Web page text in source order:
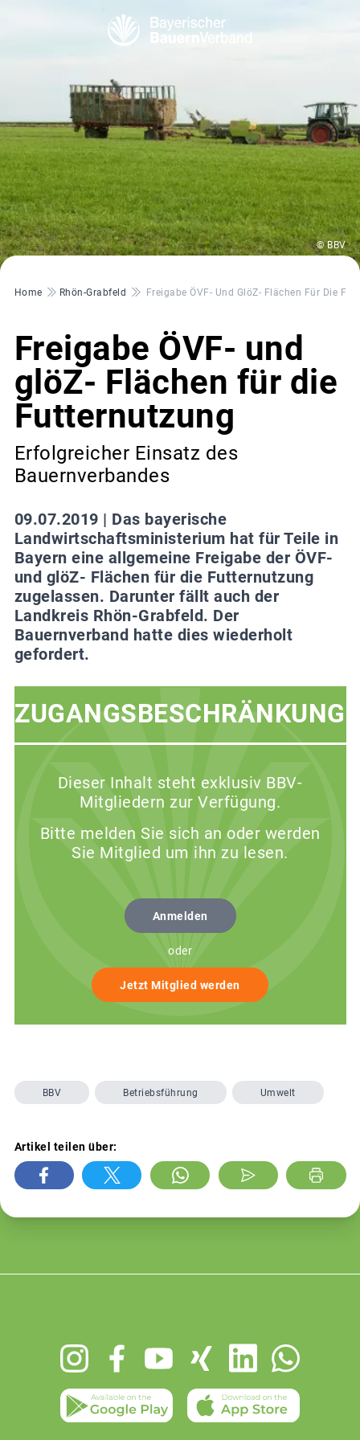
© BBV
Pfadnavigation
Home Rhön-Grabfeld Freigabe ÖVF- Und GlöZ- Flächen Für Die
Freigabe ÖVF- und
glöZ- Flächen für die
Futternutzung
Erfolgreicher Einsatz des
Bauernverbandes
09.07.2019 | Das bayerische
Landwirtschaftsministerium hat für Teile in
Bayern eine allgemeine Freigabe der ÖVF-
und glöZ- Flächen für die Futternutzung
zugelassen. Darunter fällt auch der
Landkreis Rhön-Grabfeld. Der
Bauernverband hatte dies wiederholt
gefordert.
ZUGANGSBESCHRÄNKUNG
Dieser Inhalt steht exklusiv BBV-
Mitgliedern zur Verfügung.
Bitte melden Sie sich an oder werden
Sie Mitglied um ihn zu lesen.
Anmelden
oder
Jetzt Mitglied werden
BBV Betriebsführung Umwelt
Artikel teilen über: